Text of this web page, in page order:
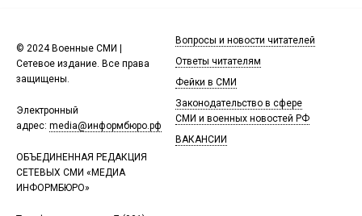
© 2024 Военные СМИ |
Сетевое издание. Все права
защищены.
Электронный
адрес: media@информбюро.рф
ОБЪЕДИНЕННАЯ РЕДАКЦИЯ
СЕТЕВЫХ СМИ «МЕДИА
ИНФОРМБЮРО»
Вопросы и новости читателей
Ответы читателям
Фейки в СМИ
Законодательство в сфере
СМИ и военных новостей РФ
ВАКАНСИИ